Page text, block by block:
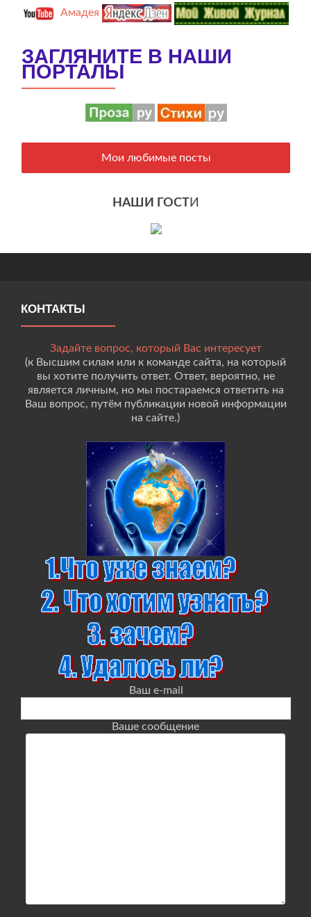
Амадея
ЗАГЛЯНИТЕ В НАШИ
ПОРТАЛЫ
Мои любимые посты
НАШИ ГОСТИ
КОНТАКТЫ
Задайте вопрос, который Вас интересует
(к Высшим силам или к команде сайта, на который
вы хотите получить ответ. Ответ, вероятно, не
является личным, но мы постараемся ответить на
Ваш вопрос, путём публикации новой информации
на сайте.)
Ваш e-mail
Ваше сообщение